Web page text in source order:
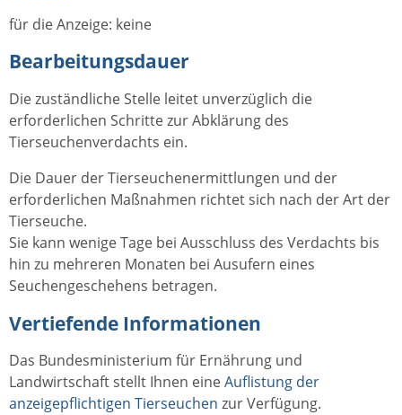
für die Anzeige: keine
Bearbeitungsdauer
Die zuständliche Stelle leitet unverzüglich die
erforderlichen Schritte zur Abklärung des
Tierseuchenverdachts ein.
Die Dauer der Tierseuchenermittlungen und der
erforderlichen Maßnahmen richtet sich nach der Art der
Tierseuche.
Sie kann wenige Tage bei Ausschluss des Verdachts bis
hin zu mehreren Monaten bei Ausufern eines
Seuchengeschehens betragen.
Vertiefende Informationen
Das Bundesministerium für Ernährung und
Landwirtschaft stellt Ihnen eineAuflistung der
anzeigepflichtigen Tierseuchen zur Verfügung.